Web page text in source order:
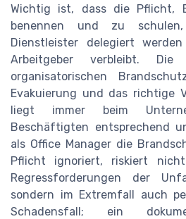
Wichtig ist, dass die Pflicht,
benennen und zu
Dienstleister delegiert
Arbeitgeber verbleibt. Die
organisatorischen
Evakuierung und das richtige
liegt immer beim
Beschäftigten entsprechend
als Office Manager die
Pflicht ignoriert, riskiert
Regressforderungen der
sondern im Extremfall auch
Schadensfall; ein